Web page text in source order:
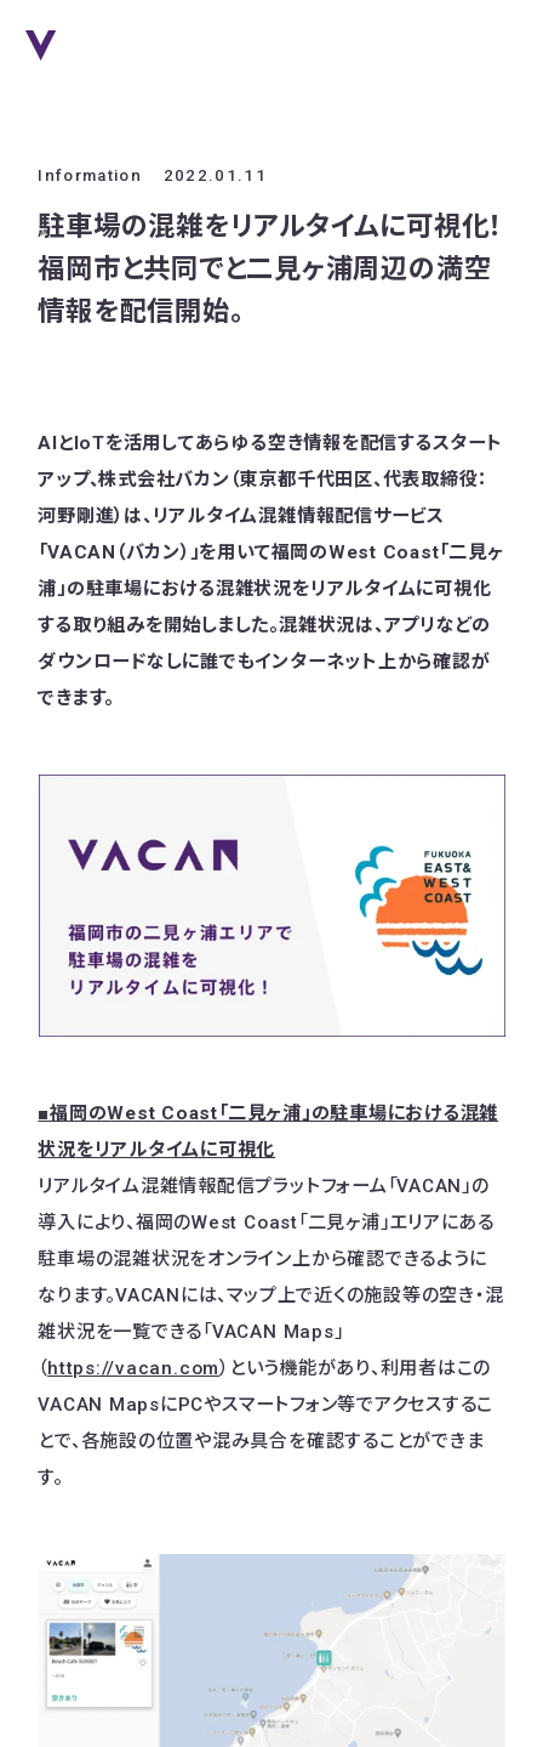
Information 2022.01.11
駐車場の混雑をリアルタイムに可視化！
福岡市と共同でと二見ヶ浦周辺の満空
情報を配信開始。
AIとIoTを活用してあらゆる空き情報を配信するスタート
アップ、株式会社バカン（東京都千代田区、代表取締役：
河野剛進）は、リアルタイム混雑情報配信サービス
「VACAN（バカン）」を用いて福岡のWest Coast「二見ヶ
浦」の駐車場における混雑状況をリアルタイムに可視化
する取り組みを開始しました。混雑状況は、アプリなどの
ダウンロードなしに誰でもインターネット上から確認が
できます。
■福岡のWest Coast「二見ヶ浦」の駐車場における混雑
状況をリアルタイムに可視化
リアルタイム混雑情報配信プラットフォーム「VACAN」の
導入により、福岡のWest Coast「二見ヶ浦」エリアにある
駐車場の混雑状況をオンライン上から確認できるように
なります。VACANには、マップ上で近くの施設等の空き・混
雑状況を一覧できる「VACAN Maps」
（https://vacan.com）という機能があり、利用者はこの
VACAN MapsにPCやスマートフォン等でアクセスするこ
とで、各施設の位置や混み具合を確認することができま
す。